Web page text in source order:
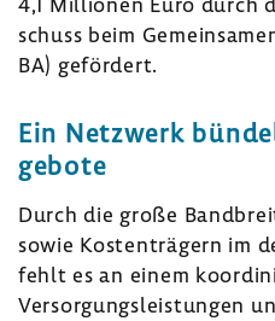
schuss beim
BA) geför­dert.
Ein Netz­werk
ge­bote
Durch die große
sowie Kosten­trä­gern im
fehlt es an einem
Versor­gungs­leis­tungen